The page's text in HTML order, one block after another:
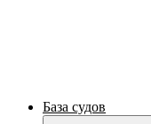
База судов